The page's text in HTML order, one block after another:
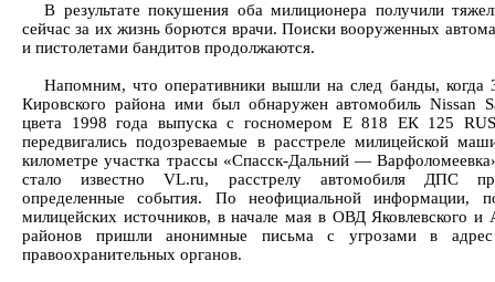
В результате покушения оба милиционера получили
сейчас за их жизнь борются врачи. Поиски вооруженных
и пистолетами бандитов продолжаются.
Напомним, что оперативники вышли на след банды, когда
Кировского района ими был обнаружен автомобиль Nissan
цвета 1998 года выпуска с госномером Е 818 ЕК 125
передвигались подозреваемые в расстреле милицейской
километре участка трассы «Спасск-Дальний —
стало известно VL.ru, расстрелу автомобиля ДПС
определенные события. По неофициальной информации,
милицейских источников, в начале мая в ОВД Яковлевского и
районов пришли анонимные письма с угрозами в адрес
правоохранительных органов.